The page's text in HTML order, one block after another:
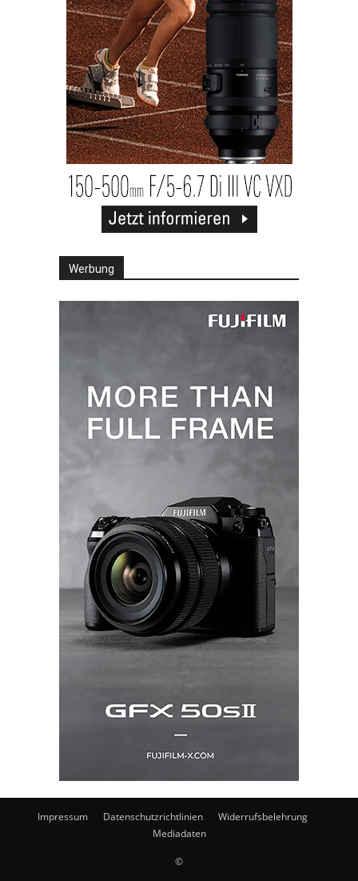
Werbung
Impressum Datenschutzrichtlinien
Widerrufsbelehrung
Mediadaten
©